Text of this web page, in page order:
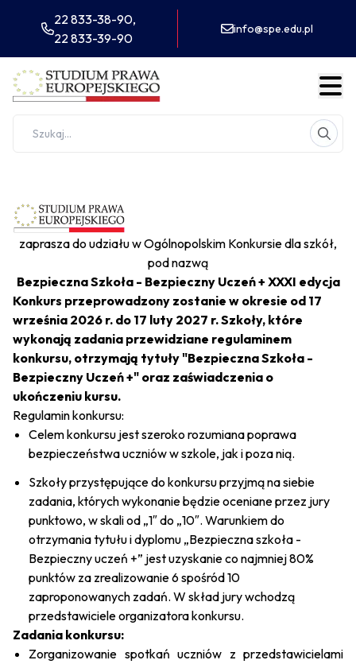
22 833-38-90,
22 833-39-90
info@spe.edu.pl
zaprasza do udziału w Ogólnopolskim Konkursie dla szkół,
pod nazwą
Bezpieczna Szkoła - Bezpieczny Uczeń + XXXI edycja
Konkurs przeprowadzony zostanie w okresie od 17
września 2026 r. do 17 luty 2027 r.Szkoły, które
wykonają zadania przewidziane regulaminem
konkursu, otrzymają tytuły "Bezpieczna Szkoła -
Bezpieczny Uczeń +" oraz zaświadczenia o
ukończeniu kursu.
Regulamin konkursu:
Celem konkursu jest szeroko rozumiana poprawa
bezpieczeństwa uczniów w szkole, jak i poza nią.
Szkoły przystępujące do konkursu przyjmą na siebie
zadania, których wykonanie będzie oceniane przez jury
punktowo, w skali od „1″ do „10″. Warunkiem do
otrzymania tytułu i dyplomu „Bezpieczna szkoła -
Bezpieczny uczeń +” jest uzyskanie co najmniej 80%
punktów za zrealizowanie 6 spośród 10
zaproponowanych zadań. W skład jury wchodzą
przedstawiciele organizatora konkursu.
Zadania konkursu:
Zorganizowanie spotkań uczniów z przedstawicielami